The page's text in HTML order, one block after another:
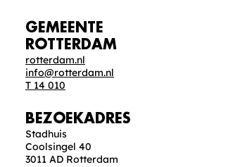
GEMEENTE
ROTTERDAM
rotterdam.nl
info@rotterdam.nl
T 14 010
BEZOEKADRES
Stadhuis
Coolsingel 40
3011 AD Rotterdam